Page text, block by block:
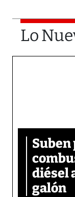
Lo
Suben
diésel
galón